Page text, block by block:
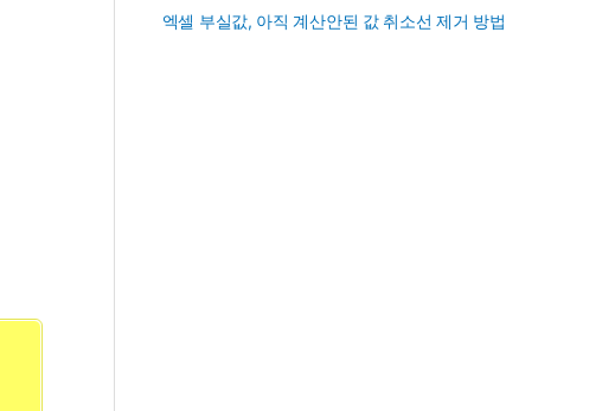
엑셀 부실값, 아직 계산안된 값 취소선 제거 방법